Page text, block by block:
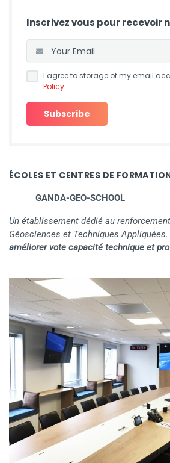
Inscrivez vous pour recevoir
I agree to storage of my email
Policy
ÉCOLES ET CENTRES DE
GANDA-GEO-SCHOOL
Un établissement dédié au
Géosciences et Techniques Appliquées.
améliorer vote capacité technique et